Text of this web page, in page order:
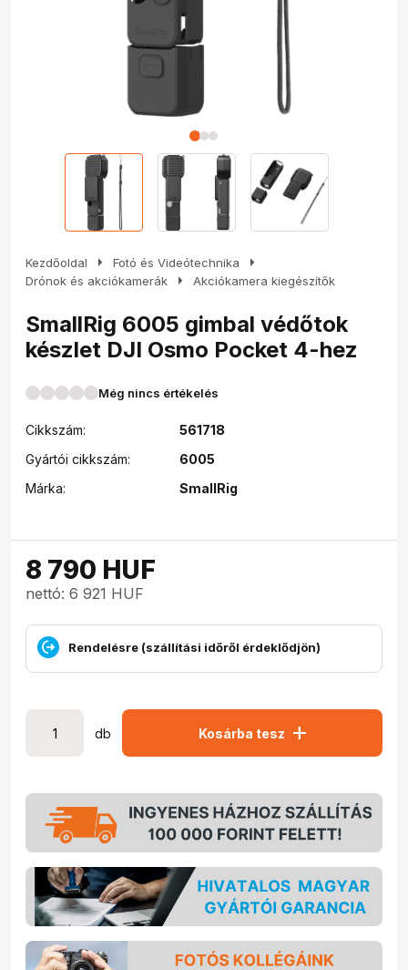
Kezdőoldal arrow_right Fotó és Videótechnika arrow_right
Drónok és akciókamerák arrow_right Akciókamera kiegészítők
SmallRig 6005 gimbal védőtok
készlet DJI Osmo Pocket 4-hez
Még nincs értékelés
Cikkszám:
561718
Gyártói cikkszám:
6005
Márka:
SmallRig
8 790 HUF
nettó: 6 921 HUF
Rendelésre (szállítási időről érdeklődjön)
db Kosárba tesz add